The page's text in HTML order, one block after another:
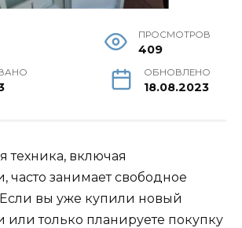
ПРОСМОТРОВ
409
ОБНОВЛЕНО
18.08.2023
техника, включая
часто занимает свободное
вы уже купили новый
или только планируете покупку